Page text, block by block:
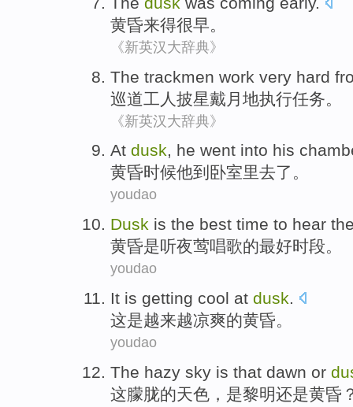
黄昏来得很早。
《新英汉大辞典》
The trackmen work very hard
巡道工人披星戴月地执行任务。
《新英汉大辞典》
At dusk, he went into his
黄昏时候他到 卧室里去了 。
youdao
Dusk is the best time to hear
黄昏是听夜莺唱歌的最好时段。
youdao
It is getting cool at dusk.
这是越来越凉爽的黄昏。
youdao
The hazy sky is that dawn or
这朦胧的天色 ， 是黎明还是黄昏